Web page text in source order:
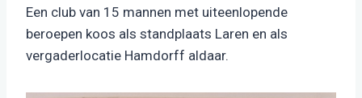
Een club van 15 mannen met uiteenlopende
beroepen koos als standplaats Laren en als
vergaderlocatie Hamdorff aldaar.